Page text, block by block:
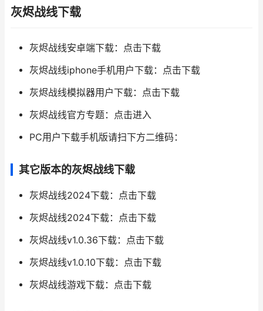
灰烬战线下载
灰烬战线安卓端下载：点击下载
灰烬战线iphone手机用户下载：点击下载
灰烬战线模拟器用户下载：点击下载
灰烬战线官方专题：点击进入
PC用户下载手机版请扫下方二维码：
其它版本的灰烬战线下载
灰烬战线2024下载：点击下载
灰烬战线2024下载：点击下载
灰烬战线v1.0.36下载：点击下载
灰烬战线v1.0.10下载：点击下载
灰烬战线游戏下载：点击下载